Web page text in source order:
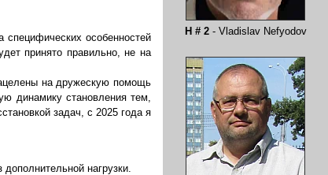
особенностей
принято правильно, не на
на дружескую помощь
динамику становления тем,
задач, с 2025 года я
нагрузки.
H # 2- Vladislav Nefyodov